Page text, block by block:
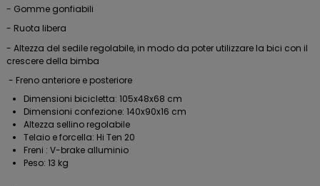
- Gomme gonfiabili
- Ruota libera
- Altezza del sedile regolabile, in modo da poter utilizzare la bici con il
crescere della bimba
- Freno anteriore e posteriore
Dimensioni bicicletta: 105x48x68 cm
Dimensioni confezione: 140x90x16 cm
Altezza sellino regolabile
Telaio e forcella: Hi Ten 20
Freni : V-brake alluminio
Peso: 13 kg